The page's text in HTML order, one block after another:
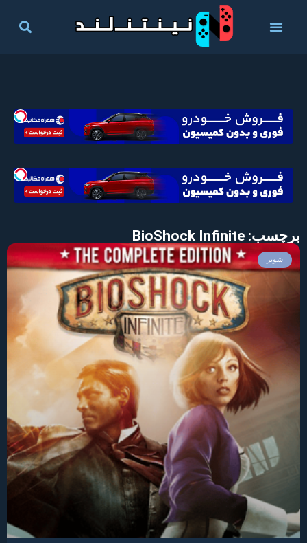
برچسب: BioShock Infinite
شوتر